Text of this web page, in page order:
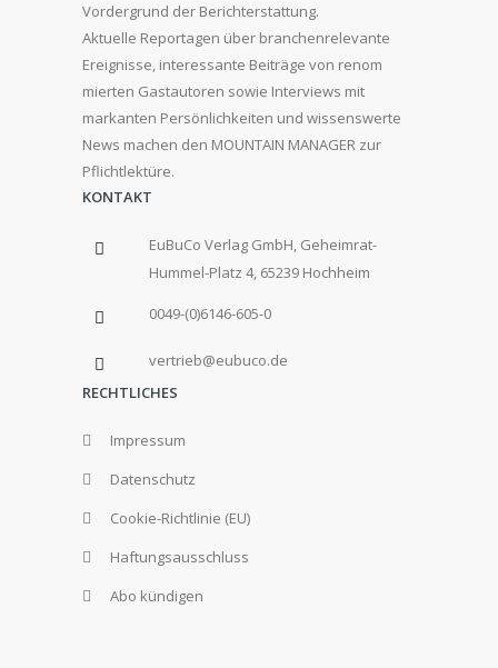
Vordergrund der Berichterstattung.
Aktuelle Reportagen über branchenrelevante
Ereignisse, interessante Beiträge von renom
mierten Gastautoren sowie Interviews mit
markanten Persönlichkeiten und wissenswerte
News machen den MOUNTAIN MANAGER zur
Pflichtlektüre.
KONTAKT
EuBuCo Verlag GmbH, Geheimrat-
Hummel-Platz 4, 65239 Hochheim
0049-(0)6146-605-0
vertrieb@eubuco.de
RECHTLICHES
Impressum
Datenschutz
Cookie-Richtlinie (EU)
Haftungsausschluss
Abo kündigen